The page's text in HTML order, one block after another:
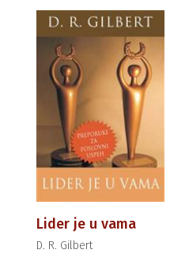
Lider je u vama
D. R. Gilbert